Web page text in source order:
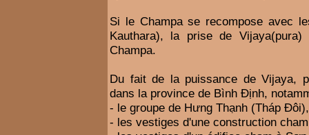
Si le Champa se recompose avec
Kauthara), la prise de
Champa.
Du fait de la puissance de Vijaya,
dans la province de Bình Định,
- le groupe de Hưng Thạnh (Tháp Đôi),
- les vestiges d'une construction